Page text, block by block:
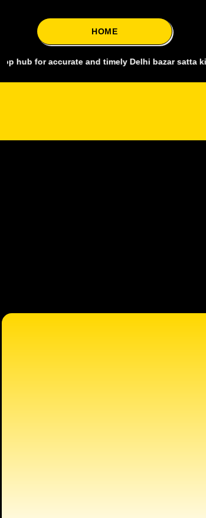
HOME
and timely Delhi bazar satta king,